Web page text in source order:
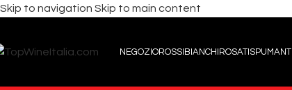
Skip to navigation Skip to main content
NEGOZIOROSSI BIANCHI ROSATI SPUMANTI